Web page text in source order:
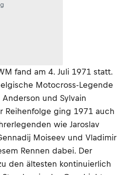
fand am 4. Juli 1971 statt.
Motocross-Legende
und Sylvain
Reihenfolge ging 1971 auch
wie Jaroslav
Moiseev und Vladimir
Rennen dabei. Der
den ältesten kontinuierlich